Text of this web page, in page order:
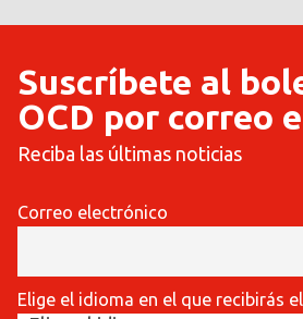
Suscríbete al
OCD por correo
Reciba las últimas noticias
Correo electrónico
Elige el idioma en el que recibirás